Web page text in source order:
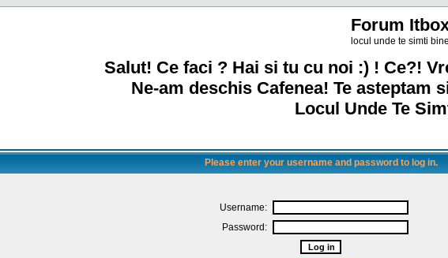
Forum
locul unde te simti bine
Salut! Ce faci ? Hai si tu cu noi :) ! Ce?!
Ne-am deschis Cafenea! Te asteptam
Locul Unde Te
Please enter your username and password to log in.
Username:
Password: